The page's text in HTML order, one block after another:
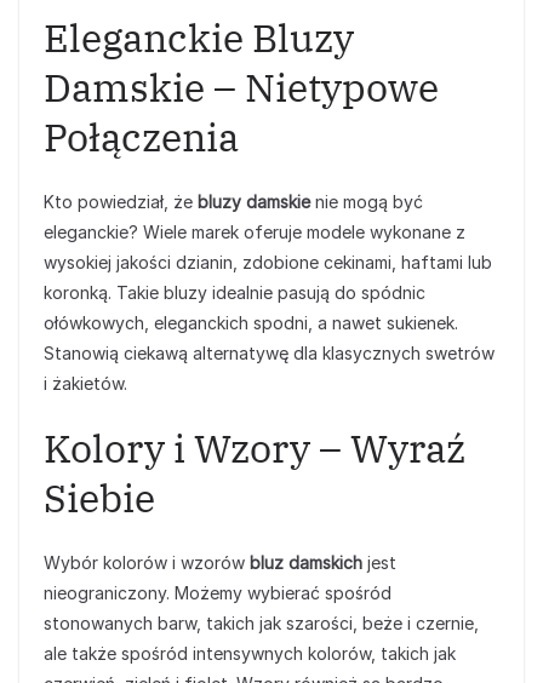
Eleganckie Bluzy
Damskie – Nietypowe
Połączenia
Kto powiedział, że bluzy damskienie mogą być
eleganckie? Wiele marek oferuje modele wykonane z
wysokiej jakości dzianin, zdobione cekinami, haftami lub
koronką. Takie bluzy idealnie pasują do spódnic
ołówkowych, eleganckich spodni, a nawet sukienek.
Stanowią ciekawą alternatywę dla klasycznych swetrów
i żakietów.
Kolory i Wzory – Wyraź
Siebie
Wybór kolorów i wzorów bluz damskich jest
nieograniczony. Możemy wybierać spośród
stonowanych barw, takich jak szarości, beże i czernie,
ale także spośród intensywnych kolorów, takich jak